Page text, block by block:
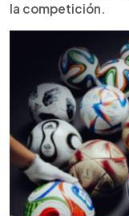
la competición.